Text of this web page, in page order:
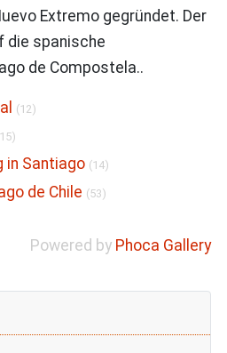
Extremo gegründet. Der
die spanische
de Compostela..
(12)
in Santiago (14)
de Chile (53)
Powered by Phoca Gallery